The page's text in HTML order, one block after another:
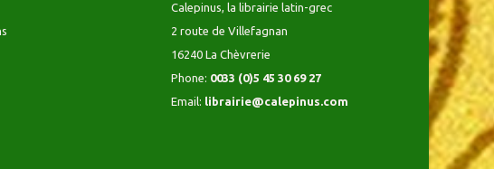
Calepinus, la librairie latin-grec
2 route de Villefagnan
16240 La Chèvrerie
Phone: 0033 (0)5 45 30 69 27
Email: librairie@calepinus.com